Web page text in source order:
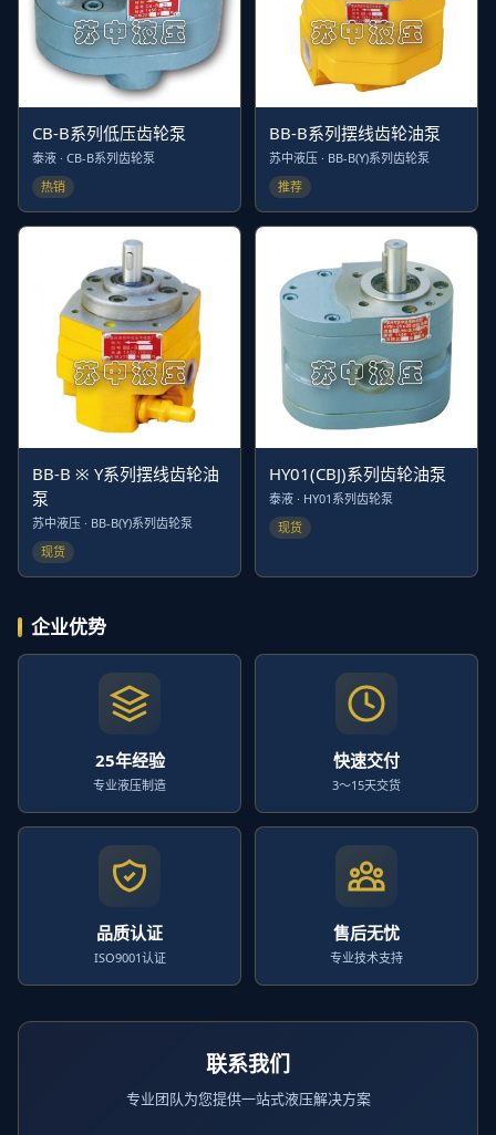
CB-B系列低压齿轮泵
泰液 · CB-B系列齿轮泵
热销
BB-B系列摆线齿轮油泵
苏中液压 · BB-B(Y)系列齿轮泵
推荐
BB-B ※ Y系列摆线齿轮油
泵
苏中液压 · BB-B(Y)系列齿轮泵
现货
HY01(CBJ)系列齿轮油泵
泰液 · HY01系列齿轮泵
现货
企业优势
25年经验
专业液压制造
快速交付
3～15天交货
品质认证
ISO9001认证
售后无忧
专业技术支持
联系我们
专业团队为您提供一站式液压解决方案